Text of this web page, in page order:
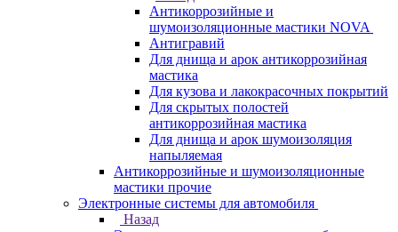
Антикоррозийные и
шумоизоляционные мастики NOVA
Антигравий
Для днища и арок антикоррозийная
мастика
Для кузова и лакокрасочных покрытий
Для скрытых полостей
антикоррозийная мастика
Для днища и арок шумоизоляция
напыляемая
Антикоррозийные и шумоизоляционные
мастики прочие
Электронные системы для автомобиля
Назад